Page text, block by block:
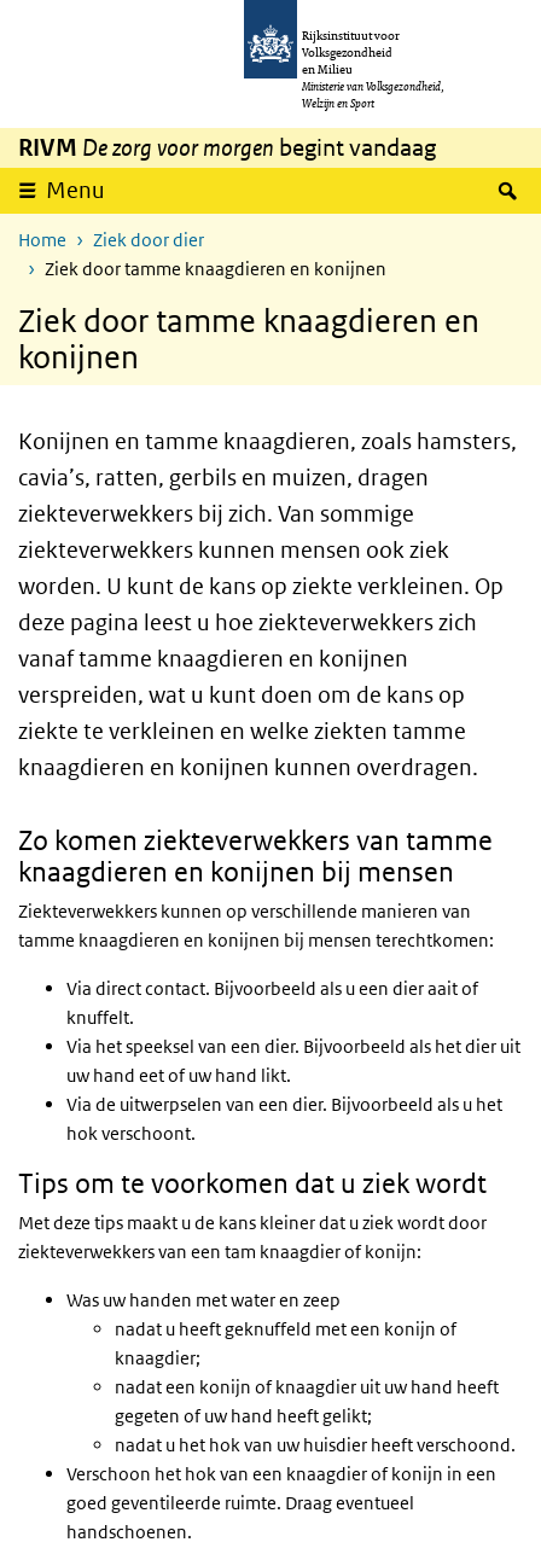
Overslaan en naar de inhoud gaan
Rijksinstituut voor
Volksgezondheid
en Milieu
Ministerie van Volksgezondheid,
Welzijn en Sport
RIVM De zorg voor morgen begint vandaag
Menu
Home
Ziek door dier
Ziek door tamme knaagdieren en konijnen
Ziek door tamme knaagdieren en
konijnen
Konijnen en tamme knaagdieren, zoals hamsters,
cavia’s, ratten, gerbils en muizen, dragen
ziekteverwekkers bij zich. Van sommige
ziekteverwekkers kunnen mensen ook ziek
worden. U kunt de kans op ziekte verkleinen. Op
deze pagina leest u hoe ziekteverwekkers zich
vanaf tamme knaagdieren en konijnen
verspreiden, wat u kunt doen om de kans op
ziekte te verkleinen en welke ziekten tamme
knaagdieren en konijnen kunnen overdragen.
Zo komen ziekteverwekkers van tamme
knaagdieren en konijnen bij mensen
Ziekteverwekkers kunnen op verschillende manieren van
tamme knaagdieren en konijnen bij mensen terechtkomen:
Via direct contact. Bijvoorbeeld als u een dier aait of
knuffelt.
Via het speeksel van een dier. Bijvoorbeeld als het dier uit
uw hand eet of uw hand likt.
Via de uitwerpselen van een dier. Bijvoorbeeld als u het
hok verschoont.
Tips om te voorkomen dat u ziek wordt
Met deze tips maakt u de kans kleiner dat u ziek wordt door
ziekteverwekkers van een tam knaagdier of konijn:
Was uw handen met water en zeep
nadat u heeft geknuffeld met een konijn of
knaagdier;
nadat een konijn of knaagdier uit uw hand heeft
gegeten of uw hand heeft gelikt;
nadat u het hok van uw huisdier heeft verschoond.
Verschoon het hok van een knaagdier of konijn in een
goed geventileerde ruimte. Draag eventueel
handschoenen.